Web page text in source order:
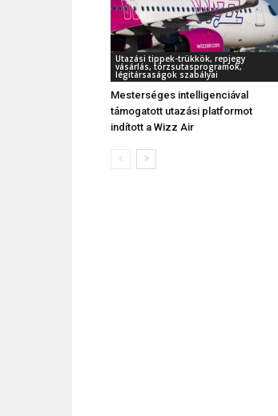
Utazási tippek-trükkök, repjegy
vásárlás, törzsutasprogramok,
légitársaságok szabályai
Mesterséges intelligenciával
támogatott utazási platformot
indított a Wizz Air